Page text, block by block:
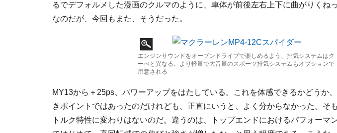
るでデフォルメした漫画のクルマのように、車体が前後左右上下に曲がりくね
なのだが、今回もまた、そうだった。
エンジンサウンドをオープンドライブで楽しめるよう、排気システムはク
ーぺと異なる。より軽量で大音量のスポーツ排気システムもオプションで
用意される
MY13から＋25ps、パワーアップをはたしている。これを体感できるかどうか
きポイントではあったのだけれども、正直にいうと、よく分からなかった。そ
トルク特性に変わりはないのだ。違うのは、トップエンドにおけるパフォーマ